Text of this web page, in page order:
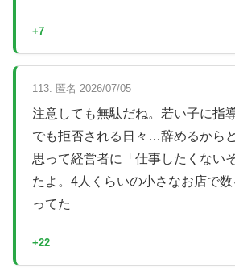
+7
113. 匿名 2026/07/05
注意しても無駄だね。若い子に指
でも拒否される日々…辞めるから
思って経営者に「仕事したくない
たよ。4人くらいの小さなお店で
ってた
+22